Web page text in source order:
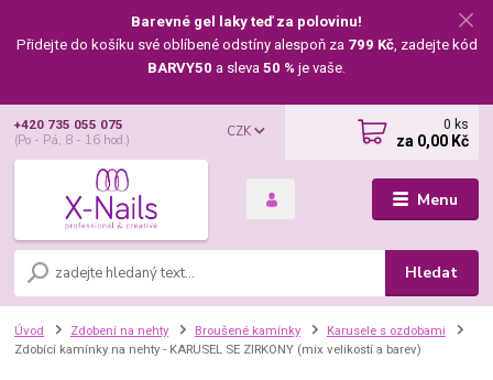
Barevné gel laky teď za polovinu!
Přidejte do košíku své oblíbené odstíny alespoň za 799 Kč, zadejte kód
BARVY50 a sleva 50 % je vaše.
Menu
CZK
Hledat
+420 735 055 075
(Po - Pá, 8 - 16 hod.)
0 ks
za 0,00 Kč
Úvod Zdobení na nehty Broušené kamínky
Karusele s ozdobami
Zdobící kamínky na nehty - KARUSEL SE ZIRKONY (mix velikostí a barev)